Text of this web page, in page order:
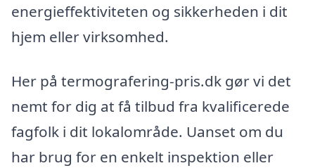
energieffektiviteten og sikkerheden i dit
hjem eller virksomhed.
Her på termografering-pris.dk gør vi det
nemt for dig at få tilbud fra kvalificerede
fagfolk i dit lokalområde. Uanset om du
har brug for en enkelt inspektion eller